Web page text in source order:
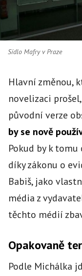
Sídlo Mafry v Praze
Hlavní změnou,
novelizaci
původní verze
by se nově
Pokud by k tomu
díky zákonu o
Babiš, jako
média z
těchto médií
Opakovaně
Podle Michálka